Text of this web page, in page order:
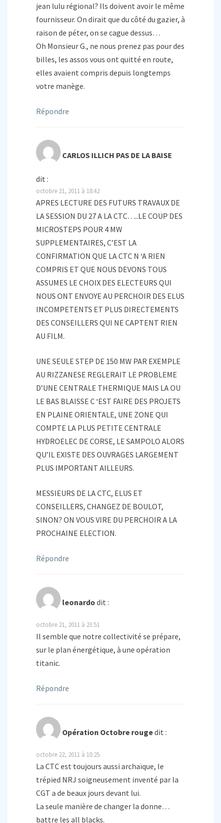
jean lulu régional? Ils doivent avoir le même
fournisseur. On dirait que du côté du gazier, à
raison de péter, on se cague dessus…
Oh Monsieur G., ne nous prenez pas pour des
billes, les assos vous ont quitté en route,
elles avaient compris depuis longtemps
votre manège.
Répondre
CARLOS ILLICH PAS DE LA BAISE
dit :
octobre 21, 2011 à 18:42
APRES LECTURE DES FUTURS TRAVAUX DE
LA SESSION DU 27 A LA CTC…..LE COUP DES
MICROSTEPS POUR 4 MW
SUPPLEMENTAIRES, C’EST LA
CONFIRMATION QUE LA CTC N ‘A RIEN
COMPRIS ET QUE NOUS DEVONS TOUS
ASSUMES LE CHOIX DES ELECTEURS QUI
NOUS ONT ENVOYE AU PERCHOIR DES ELUS
INCOMPETENTS ET PLUS DIRECTEMENTS
DES CONSEILLERS QUI NE CAPTENT RIEN
AU FILM.
UNE SEULE STEP DE 150 MW PAR EXEMPLE
AU RIZZANESE REGLERAIT LE PROBLEME
D’UNE CENTRALE THERMIQUE MAIS LA OU
LE BAS BLAISSE C ‘EST FAIRE DES PROJETS
EN PLAINE ORIENTALE, UNE ZONE QUI
COMPTE LA PLUS PETITE CENTRALE
HYDROELEC DE CORSE, LE SAMPOLO ALORS
QU’IL EXISTE DES OUVRAGES LARGEMENT
PLUS IMPORTANT AILLEURS.
MESSIEURS DE LA CTC, ELUS ET
CONSEILLERS, CHANGEZ DE BOULOT,
SINON? ON VOUS VIRE DU PERCHOIR A LA
PROCHAINE ELECTION.
Répondre
leonardo dit :
octobre 21, 2011 à 23:51
Il semble que notre collectivité se prépare,
sur le plan énergétique, à une opération
titanic.
Répondre
Opération Octobre rougedit :
octobre 22, 2011 à 10:25
La CTC est toujours aussi archaïque, le
trépied NRJ soigneusement inventé par la
CGT a de beaux jours devant lui.
La seule manière de changer la donne…
battre les all blacks.